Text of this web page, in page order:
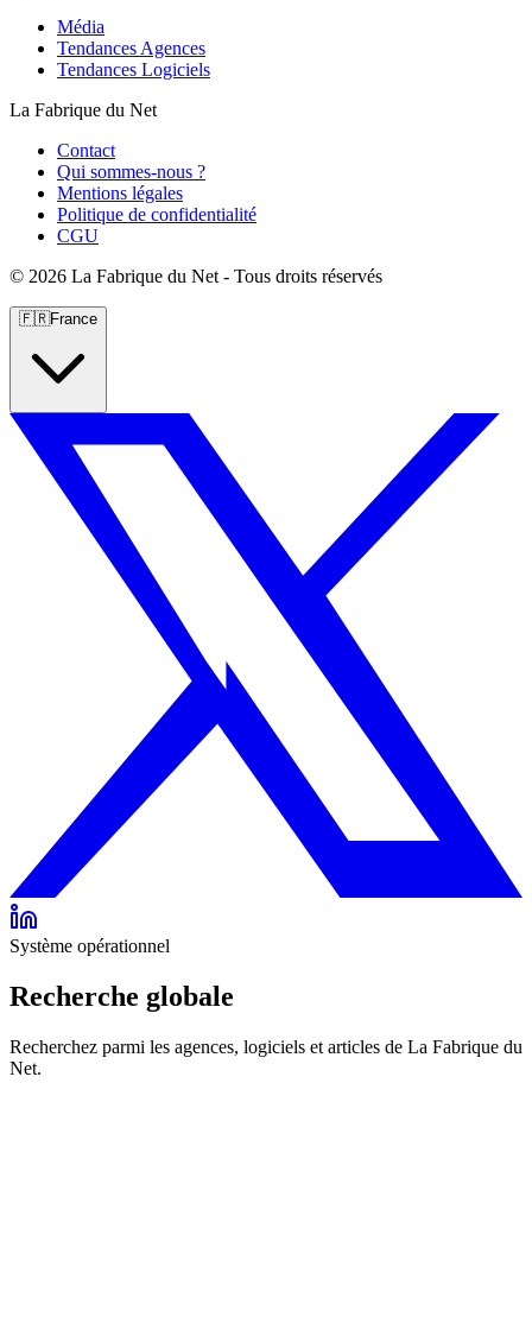
Média
Tendances Agences
Tendances Logiciels
La Fabrique du Net
Contact
Qui sommes-nous ?
Mentions légales
Politique de confidentialité
CGU
© 2026 La Fabrique du Net - Tous droits réservés
🇫🇷France
Système opérationnel
Recherche globale
Recherchez parmi les agences, logiciels et articles de La Fabrique du
Net.